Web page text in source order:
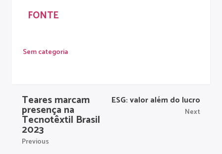
FONTE
Sem categoria
Teares marcam
presença na
Tecnotêxtil Brasil
2023
Previous
ESG: valor além do lucro
Next